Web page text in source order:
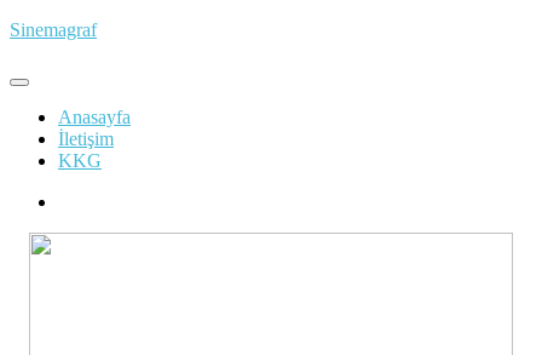
İçeriğe
Sinemagraf
Anasayfa
İletişim
KKG